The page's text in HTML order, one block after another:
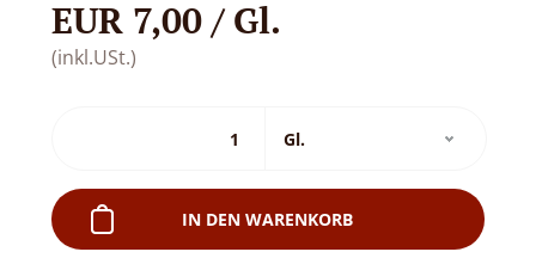
EUR 7,00 / Gl.
(inkl.USt.)
IN DEN WARENKORB